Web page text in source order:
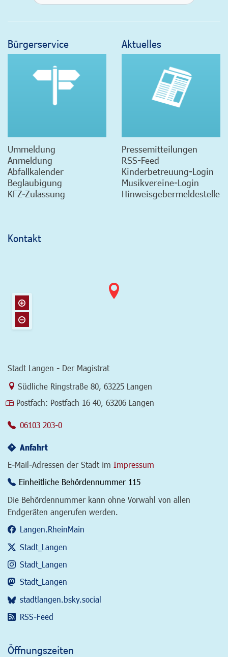
Bürgerservice
Ummeldung
Anmeldung
Abfallkalender
Beglaubigung
KFZ-Zulassung
Aktuelles
Pressemitteilungen
RSS-Feed
Kinderbetreuung-Login
Musikvereine-Login
Hinweisgebermeldestelle
Kontakt
Stadt Langen - Der Magistrat
Link zur Google-Maps Navigation
Südliche Ringstraße 80 63225 Langen
Postfach: Postfach 16 40, 63206 Langen
06103 203-0
Anfahrt
E-Mail-Adressen der Stadt im Impressum
Einheitliche Behördennummer 115
Die Behördennummer kann ohne Vorwahl von allen
Endgeräten angerufen werden.
Langen.RheinMain
Stadt_Langen
Stadt_Langen
Stadt_Langen
stadtlangen.bsky.social
RSS-Feed
Öffnungszeiten